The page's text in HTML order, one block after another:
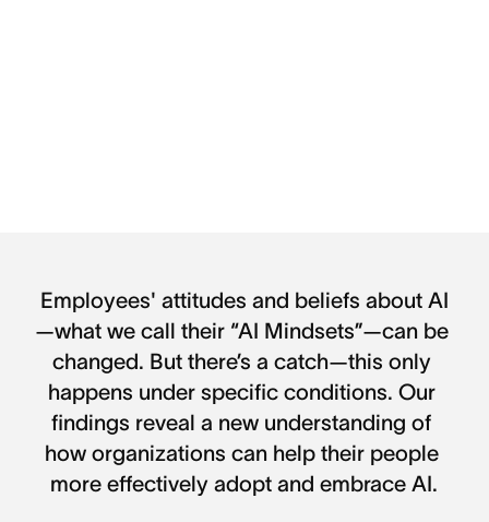
Employees' attitudes and beliefs about AI
—what we call their “AI Mindsets”—can be
changed. But there’s a catch—this only
happens under specific conditions. Our
findings reveal a new understanding of
how organizations can help their people
more effectively adopt and embrace AI.